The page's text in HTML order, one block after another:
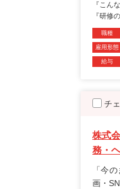
『こん
『研修
職種
雇用形態
給与
チ
株式
務・
「今
画・